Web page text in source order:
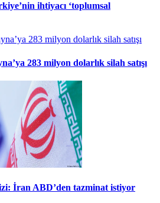
ihtiyacı ‘toplumsal
283 milyon dolarlık silah satışı
İran ABD’den tazminat istiyor